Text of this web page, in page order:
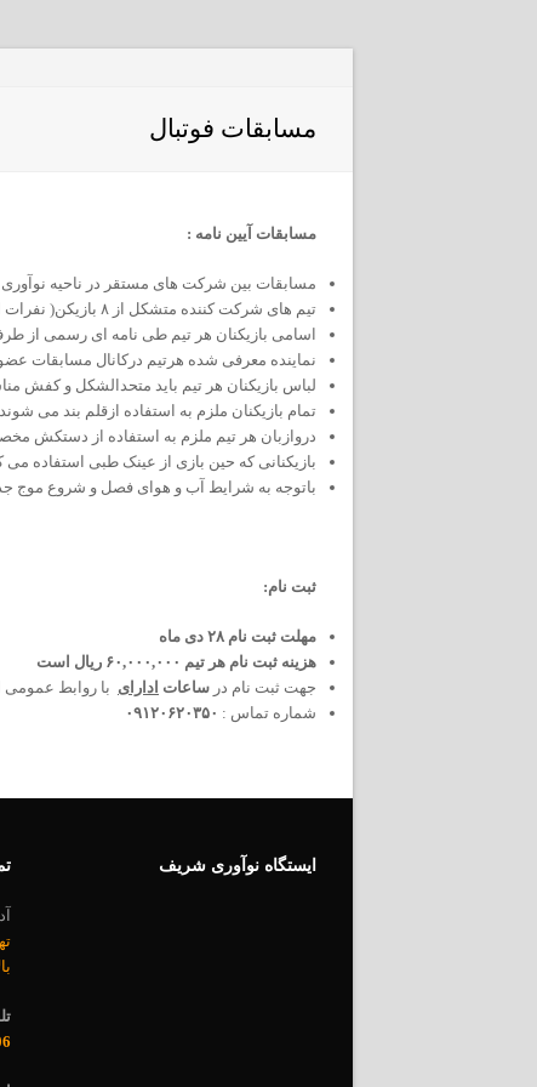
مسابقات فوتبال
مسابقات آیین نامه :
مسابقات بین شرکت های مستقر در ناحیه
تیم های شرکت کننده متشکل از ۸ بازیکن( نفرات از یک شرکت/ تیم اصلی ۴ نفر و ۴ نفر تعویضی) باشند .
اسامی بازیکنان هر تیم طی نامه ای رسمی از
نماینده معرفی شده هرتیم درکانال مسابقات
لباس بازیکنان هر تیم باید متحدالشکل و کفش
تمام بازیکنان ملزم به استفاده ازقلم بند می
دروازبان هر تیم ملزم به استفاده از دستکش
بازیکنانی که حین بازی از عینک طبی استفاده می
باتوجه به شرایط آب و هوای فصل و شروع موج جدید
ثبت نام:
مهلت ثبت نام ۲۸ دی ماه
هزینه ثبت نام هر تیم ۶۰,۰۰۰,۰۰۰ ریال است
جهت ثبت نام در ساعات ادارای با روابط عمومی
شماره تماس : ۰۹۱۲۰۶۲۰۳۵۰
ایستگاه نوآوری شریف